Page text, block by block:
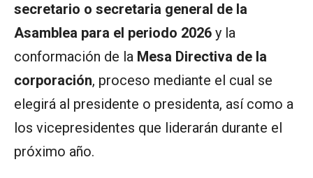
secretario o secretaria general de la
Asamblea para el periodo 2026 y la
conformación de la Mesa Directiva de la
corporación, proceso mediante el cual se
elegirá al presidente o presidenta, así como a
los vicepresidentes que liderarán durante el
próximo año.